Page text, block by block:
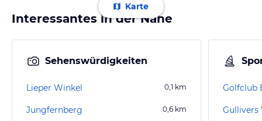
Karte
Interessantes in der Nähe
Sehenswürdigkeiten
Lieper Winkel 0,1 km
Jungfernberg 0,6 km Gullivers